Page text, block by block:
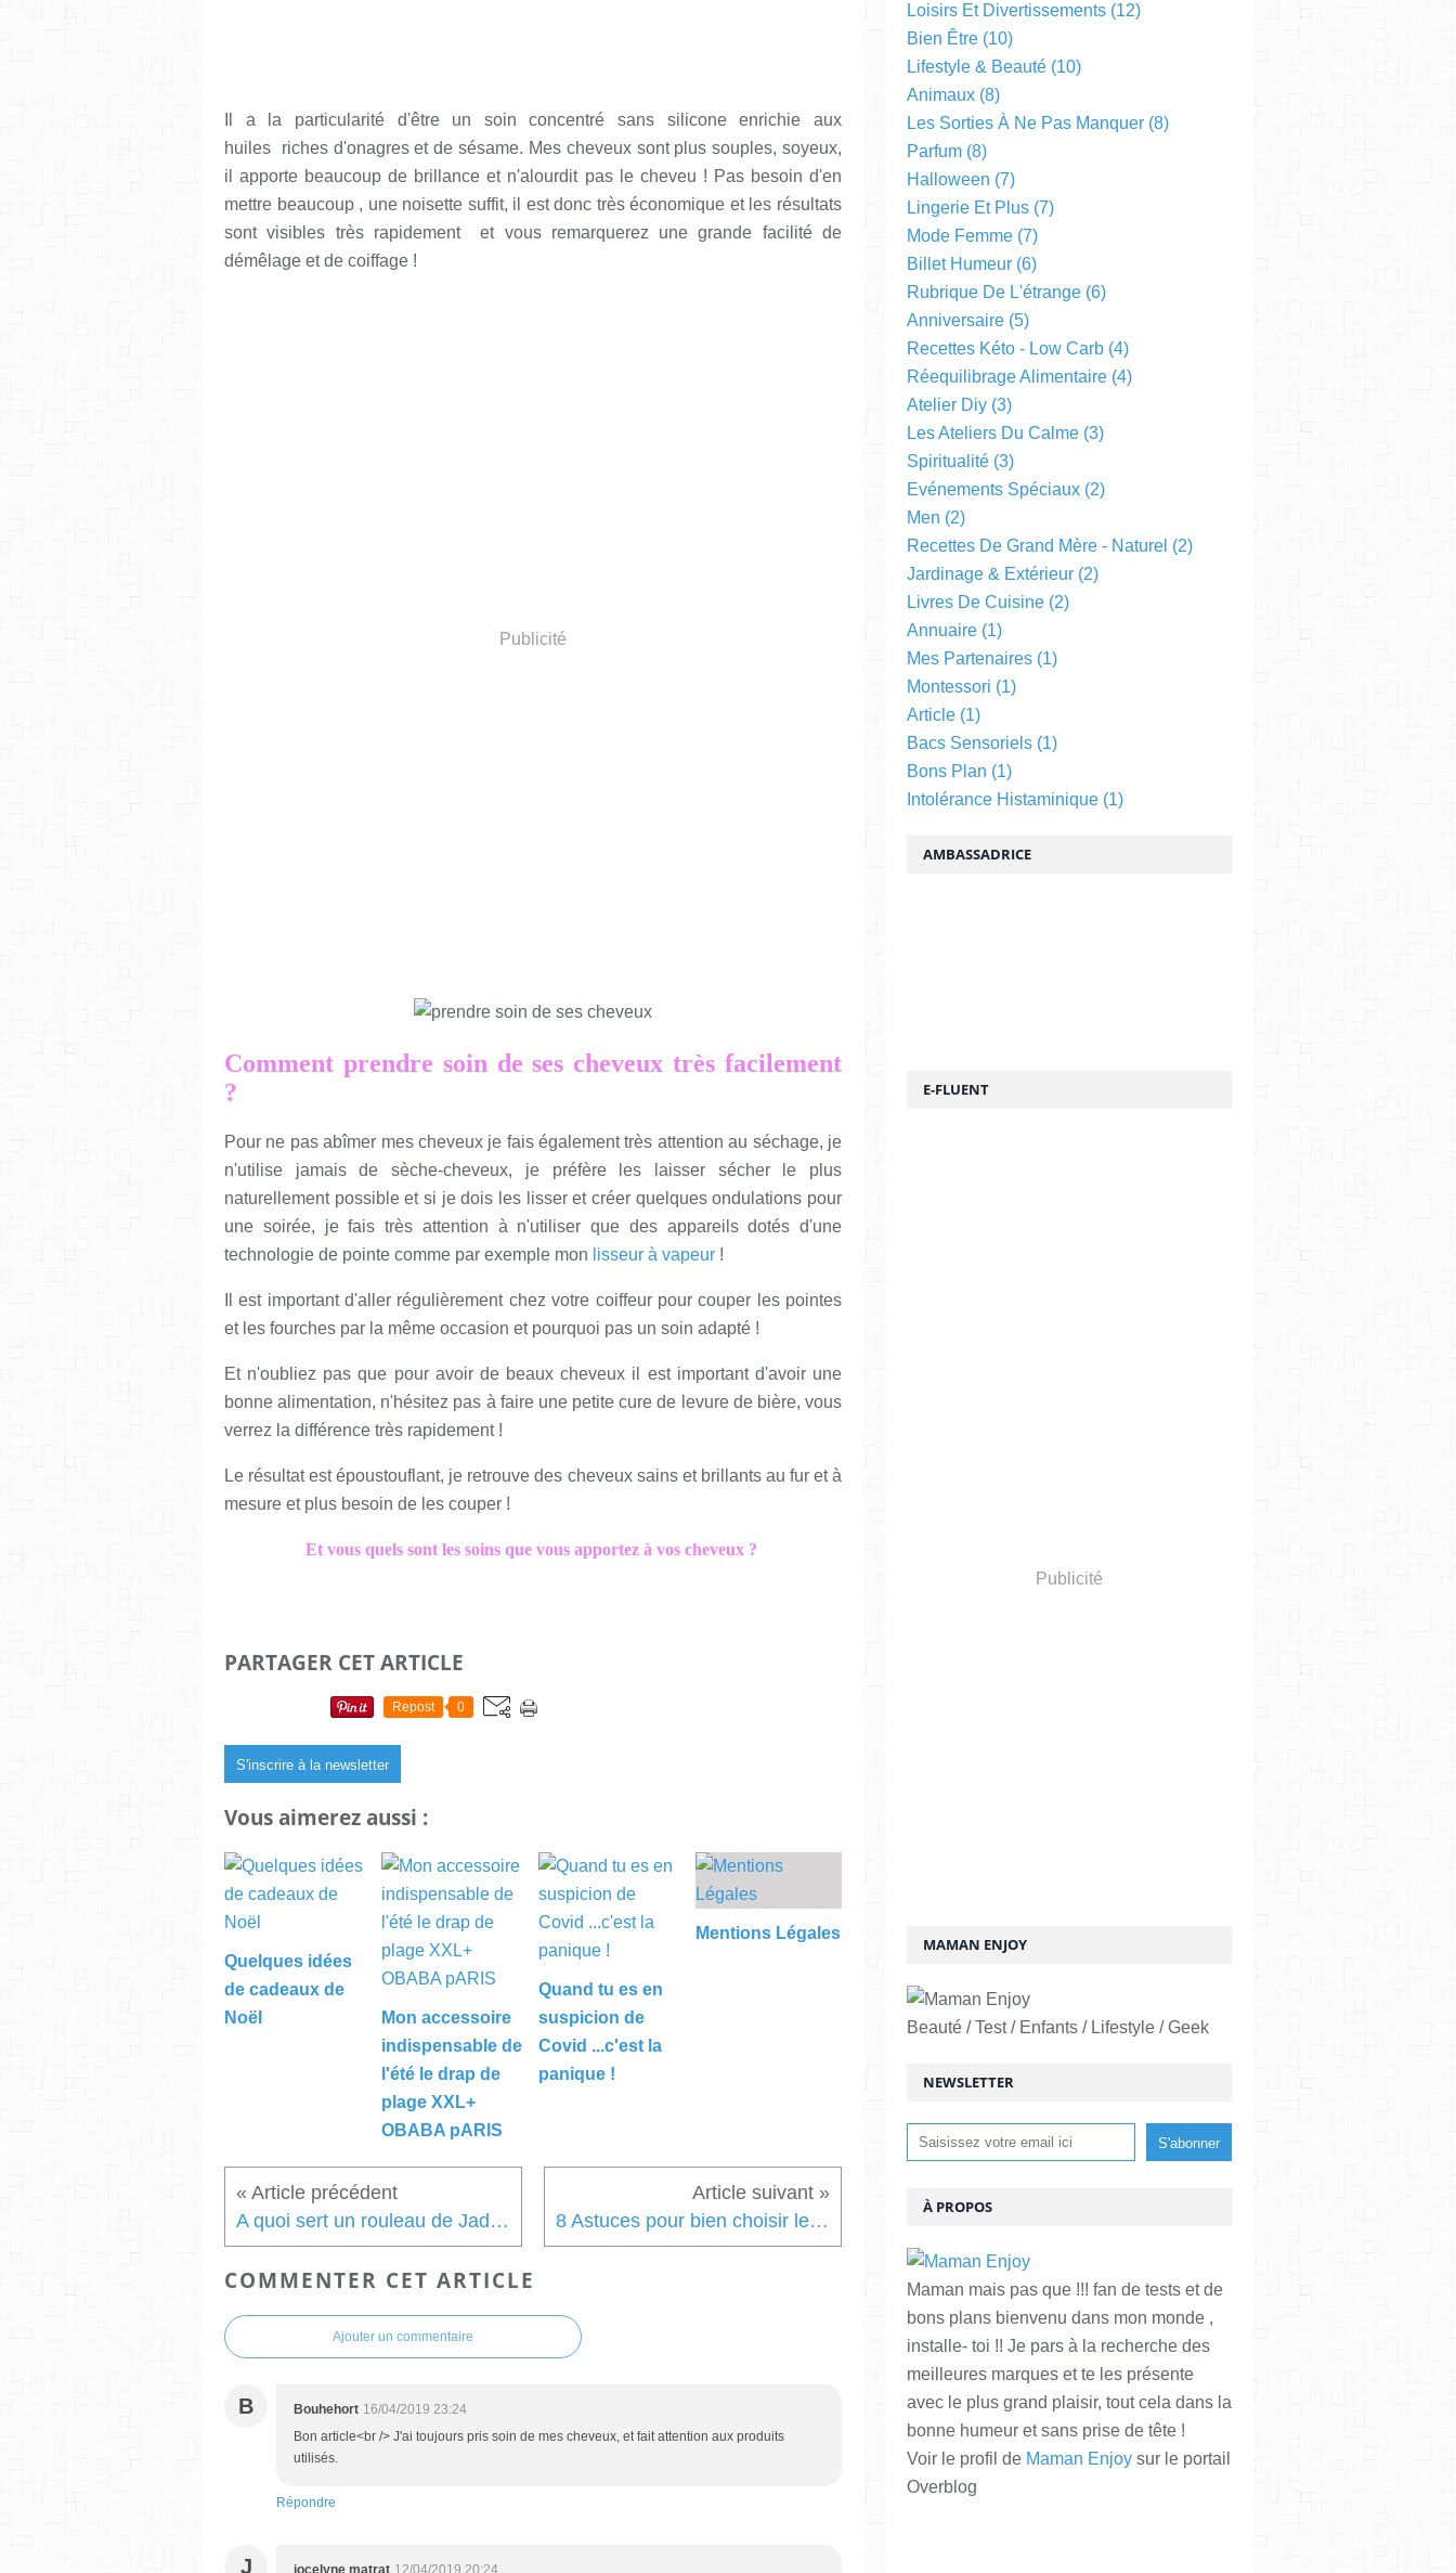
Il a la particularité d'être un soin concentré sans silicone enrichie aux
huiles riches d'onagres et de sésame. Mes cheveux sont plus souples, soyeux,
il apporte beaucoup de brillance et n'alourdit pas le cheveu ! Pas besoin d'en
mettre beaucoup , une noisette suffit, il est donc très économique et les résultats
sont visibles très rapidement et vous remarquerez une grande facilité de
démêlage et de coiffage !
Publicité
Comment prendre soin de ses cheveux très facilement
?
Pour ne pas abîmer mes cheveux je fais également très attention au séchage, je
n'utilise jamais de sèche-cheveux, je préfère les laisser sécher le plus
naturellement possible et si je dois les lisser et créer quelques ondulations pour
une soirée, je fais très attention à n'utiliser que des appareils dotés d'une
technologie de pointe comme par exemple mon lisseur à vapeur !
Il est important d'aller régulièrement chez votre coiffeur pour couper les pointes
et les fourches par la même occasion et pourquoi pas un soin adapté !
Et n'oubliez pas que pour avoir de beaux cheveux il est important d'avoir une
bonne alimentation, n'hésitez pas à faire une petite cure de levure de bière, vous
verrez la différence très rapidement !
Le résultat est époustouflant, je retrouve des cheveux sains et brillants au fur et à
mesure et plus besoin de les couper !
Et vous quels sont les soins que vous apportez à vos cheveux ?
PARTAGER CET ARTICLE
Repost 0
S'inscrire à la newsletter
Vous aimerez aussi :
Quelques idées
de cadeaux de
Noël
Mon accessoire
indispensable de
l'été le drap de
plage XXL+
OBABA pARIS
Quand tu es en
suspicion de
Covid ...c'est la
panique !
Mentions Légales
A quoi sert un rouleau de Jade et pourquoi l'adopter ? 8 Astuces pour bien choisir le prénom de son enfant
COMMENTER CET ARTICLE
Ajouter un commentaire
B Bouhehort 16/04/2019 23:24
Bon article<br /> J'ai toujours pris soin de mes cheveux, et fait attention aux produits
utilisés.
Répondre
J jocelyne matrat 12/04/2019 20:24
Publicité
NEWSLETTER
MAMAN ENJOY
Beauté / Test / Enfants / Lifestyle / Geek
À PROPOS
Maman mais pas que !!! fan de tests et de
bons plans bienvenu dans mon monde ,
installe- toi !! Je pars à la recherche des
meilleures marques et te les présente
avec le plus grand plaisir, tout cela dans la
bonne humeur et sans prise de tête !
Voir le profil de Maman Enjoy sur le portail
Overblog
Loisirs Et Divertissements (12)
Bien Être (10)
Lifestyle & Beauté (10)
Animaux (8)
Les Sorties À Ne Pas Manquer (8)
Parfum (8)
Halloween (7)
Lingerie Et Plus (7)
Mode Femme (7)
Billet Humeur (6)
Rubrique De L'étrange (6)
Anniversaire (5)
Recettes Kéto - Low Carb (4)
Réequilibrage Alimentaire (4)
Atelier Diy (3)
Les Ateliers Du Calme (3)
Spiritualité (3)
Evénements Spéciaux (2)
Men (2)
Recettes De Grand Mère - Naturel (2)
Jardinage & Extérieur (2)
Livres De Cuisine (2)
Annuaire (1)
Mes Partenaires (1)
Montessori (1)
Article (1)
Bacs Sensoriels (1)
Bons Plan (1)
Intolérance Histaminique (1)
AMBASSADRICE
E-FLUENT